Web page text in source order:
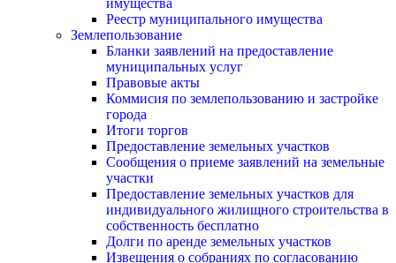
имущества
Реестр муниципального имущества
Землепользование
Бланки заявлений на предоставление
муниципальных услуг
Правовые акты
Коммисия по землепользованию и застройке
города
Итоги торгов
Предоставление земельных участков
Сообщения о приеме заявлений на земельные
участки
Предоставление земельных участков для
индивидуального жилищного строительства в
собственность бесплатно
Долги по аренде земельных участков
Извещения о собраниях по согласованию